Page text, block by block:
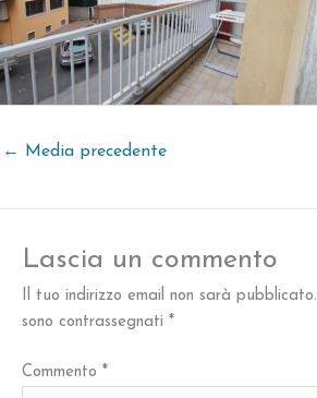
← Media precedente
Lascia un commento
Il tuo indirizzo email non sarà pubblicato.
sono contrassegnati *
Commento *